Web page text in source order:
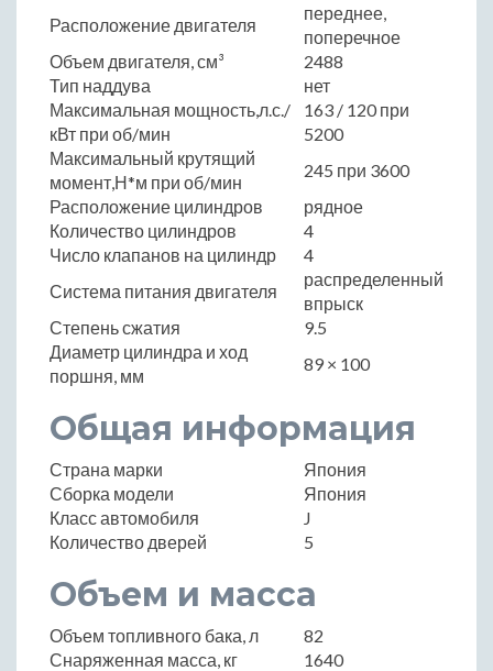
Расположение двигателя
переднее,
поперечное
Объем двигателя, см³
2488
Тип наддува
нет
Максимальная мощность,л.с./
кВт при об/мин
163 / 120 при
5200
Максимальный крутящий
момент,Н*м при об/мин
245 при 3600
Расположение цилиндров
рядное
Количество цилиндров
4
Число клапанов на цилиндр
4
Система питания двигателя
распределенный
впрыск
Степень сжатия
9.5
Диаметр цилиндра и ход
поршня, мм
89 × 100
Общая информация
Страна марки
Япония
Сборка модели
Япония
Класс автомобиля
J
Количество дверей
5
Объем и масса
Объем топливного бака, л
82
Снаряженная масса, кг
1640